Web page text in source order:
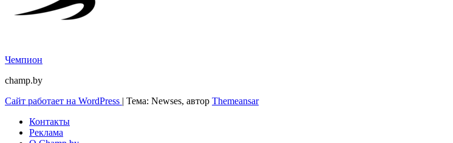
Чемпион
champ.by
Сайт работает на WordPress | Тема: Newses, автор Themeansar
Контакты
Реклама